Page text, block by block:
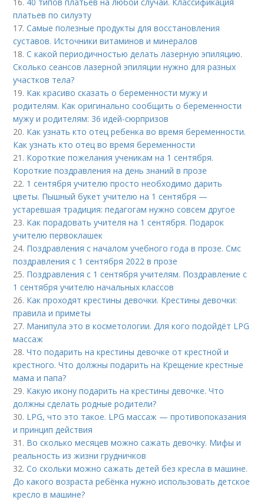
платьев по силуэту
17.Самые полезные продукты для восстановления
суставов. Источники витаминов и минералов
18.С какой периодичностью делать лазерную эпиляцию.
Сколько сеансов лазерной эпиляции нужно для разных
участков тела?
19. Как красиво сказать о беременности мужу и
родителям. Как оригинально сообщить о беременности
мужу и родителям: 36 идей-сюрпризов
20. Как узнать кто отец ребенка во время беременности.
Как узнать кто отец во время беременности
21. Короткие пожелания ученикам на 1 сентября.
Короткие поздравления на день знаний в прозе
22. 1 сентября учителю просто необходимо дарить
цветы. Пышный букет учителю на 1 сентября —
устаревшая традиция: педагогам нужно совсем другое
23. Как порадовать учителя на 1 сентября. Подарок
учителю первоклашек
24. Поздравления с началом учебного года в прозе. Смс
поздравления с 1 сентября 2022 в прозе
25. Поздравления с 1 сентября учителям. Поздравление с
1 сентября учителю начальных классов
26. Как проходят крестины девочки. Крестины девочки:
правила и приметы
27. Манипула это в косметологии. Для кого подойдёт LPG
массаж
28.Что подарить на крестины девочке от крестной и
крестного. Что должны подарить на Крещение крестные
мама и папа?
29. Какую икону подарить на крестины девочке. Что
должны сделать родные родители?
30. LPG, что это такое. LPG массаж — противопоказания
и принцип действия
31. Во сколько месяцев можно сажать девочку. Мифы и
реальность из жизни грудничков
32.Со скольки можно сажать детей без кресла в машине.
До какого возраста ребёнка нужно использовать детское
кресло в машине?